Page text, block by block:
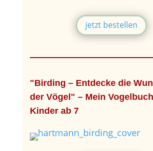
jetzt bestellen
"Birding – Entdecke die
der Vögel" – Mein
Kinder ab 7